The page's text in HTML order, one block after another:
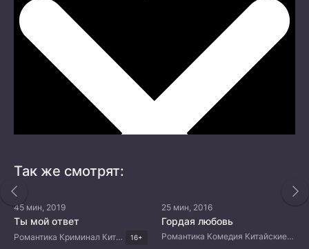
Так же смотрят:
45 мин, 2019
Ты мой ответ
Романтика Криминал Китайские дорамы 16+
25 мин, 2016
Гордая любовь
Романтика Комедия Китайские дорамы